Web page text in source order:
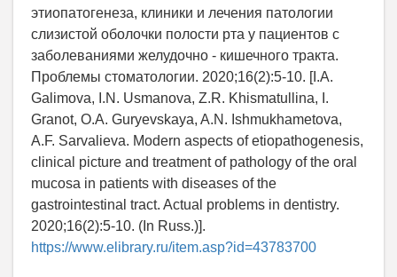
этиопатогенеза, клиники и лечения патологии
слизистой оболочки полости рта у пациентов с
заболеваниями желудочно - кишечного тракта.
Проблемы стоматологии. 2020;16(2):5-10. [I.A.
Galimova, I.N. Usmanova, Z.R. Khismatullina, I.
Granot, O.A. Guryevskaya, A.N. Ishmukhametova,
A.F. Sarvalieva. Modern aspects of etiopathogenesis,
clinical picture and treatment of pathology of the oral
mucosa in patients with diseases of the
gastrointestinal tract. Actual problems in dentistry.
2020;16(2):5-10. (In Russ.)].
https://www.elibrary.ru/item.asp?id=43783700